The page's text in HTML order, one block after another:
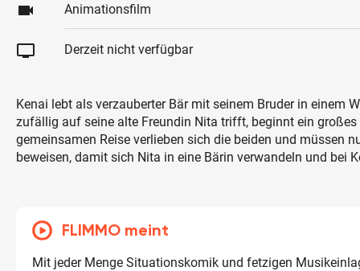
videocam Animationsfilm
tv Derzeit nicht verfügbar
Kenai lebt als verzauberter Bär mit seinem Bruder in einem
zufällig auf seine alte Freundin Nita trifft, beginnt ein großes
gemeinsamen Reise verlieben sich die beiden und müssen
beweisen, damit sich Nita in eine Bärin verwandeln und bei
FLIMMO meint
Mit jeder Menge Situationskomik und fetzigen